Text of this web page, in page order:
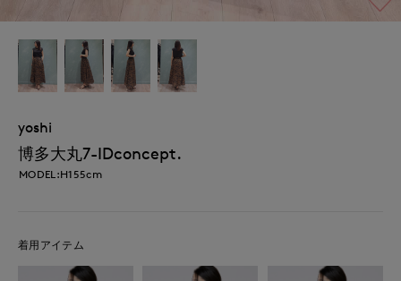
yoshi
博多大丸7-IDconcept.
MODEL:H155cm
着用アイテム